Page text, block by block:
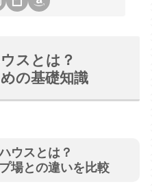
スとは？
の基礎知識
ウスとは？
場との違いを比較